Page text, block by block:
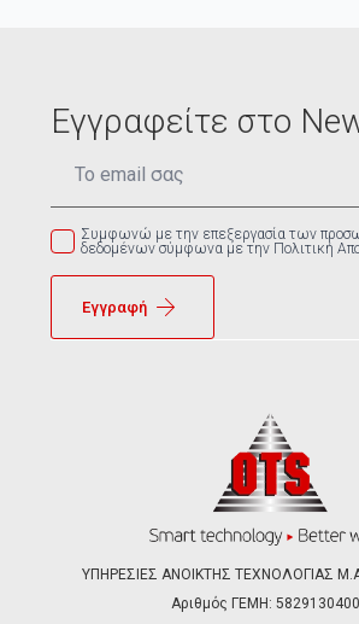
Εγγραφείτε στο
Συμφωνώ με την επεξεργασία των
δεδομένων σύμφωνα με την Πολιτική
Εγγραφή
ΥΠΗΡΕΣΙΕΣ ΑΝΟΙΚΤΗΣ ΤΕΧΝΟΛΟΓΙΑΣ
Αριθμός ΓΕΜΗ: